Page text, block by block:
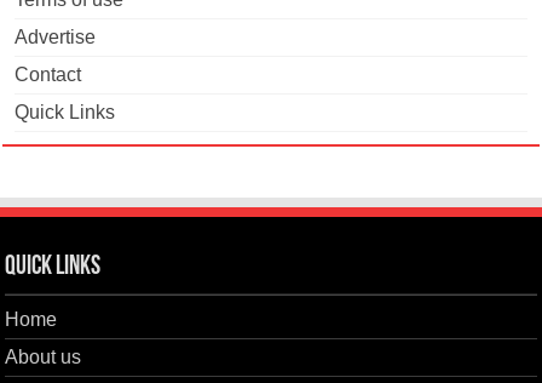
Advertise
Contact
Quick Links
Quick Links
Home
About us